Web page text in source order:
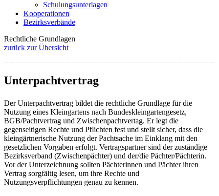
Schulungsunterlagen
Kooperationen
Bezirksverbände
Rechtliche Grundlagen
zurück zur Übersicht
Unterpachtvertrag
Der Unterpachtvertrag bildet die rechtliche Grundlage für die
Nutzung eines Kleingartens nach Bundeskleingartengesetz,
BGB/Pachtvertrag und Zwischenpachtvertag. Er legt die
gegenseitigen Rechte und Pflichten fest und stellt sicher, dass die
kleingärtnerische Nutzung der Pachtsache im Einklang mit den
gesetzlichen Vorgaben erfolgt. Vertragspartner sind der zuständige
Bezirksverband (Zwischenpächter) und der/die Pächter/Pächterin.
Vor der Unterzeichnung sollten Pächterinnen und Pächter ihren
Vertrag sorgfältig lesen, um ihre Rechte und
Nutzungsverpflichtungen genau zu kennen.